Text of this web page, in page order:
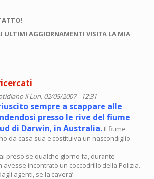
ULTIMI AGGIORNAMENTI VISITA LA MIA
il Lun, 02/05/2007 - 12:31
sempre a scappare alle
presso le rive del fiume
di Darwin, in Australia. Il fiume
da casa sua e costituiva un nascondiglio
preso se qualche giorno fa, durante
avesse incontrato un coccodrillo della Polizia.
agenti, se la cavera’.